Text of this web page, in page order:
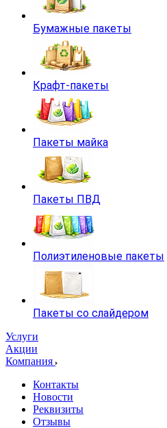
Бумажные пакеты
Крафт-пакеты
Пакеты майка
Пакеты ПВД
Полиэтиленовые пакеты
Пакеты со слайдером
Услуги
Акции
Компания
Контакты
Новости
Реквизиты
Отзывы